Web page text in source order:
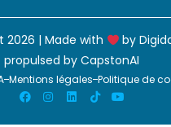
2026 | Made with by
propulsed by CapstonAI
Mentions légales Politique de